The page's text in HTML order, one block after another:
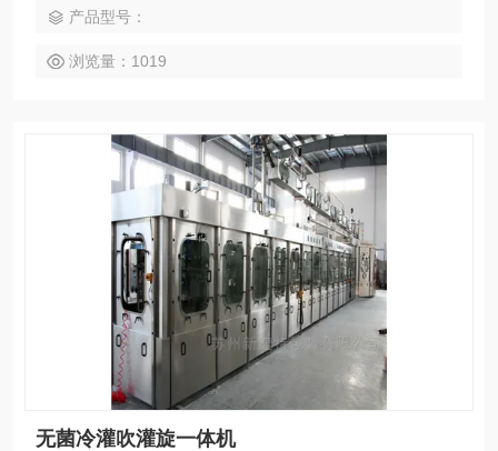
产品型号：
浏览量：1019
无菌冷灌吹灌旋一体机